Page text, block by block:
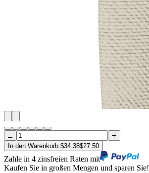
In den Warenkorb $34.38$27.50
Zahle in 4 zinsfreien Raten mit
Kaufen Sie in großen Mengen und sparen Sie!